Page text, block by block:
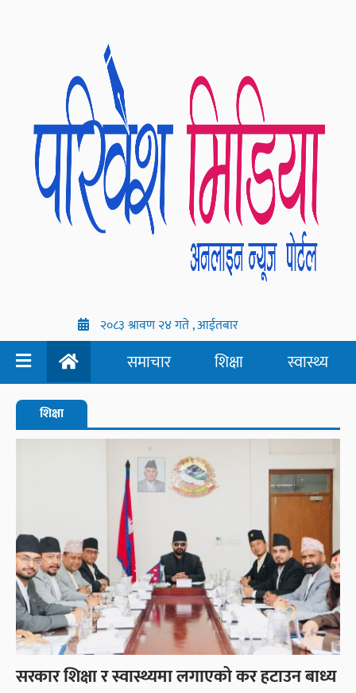
२०८३ श्रावण २४ गते , आईतबार
समाचार शिक्षा स्वास्थ्य
शिक्षा
सरकार शिक्षा र स्वास्थ्यमा लगाएको कर हटाउन बाध्य